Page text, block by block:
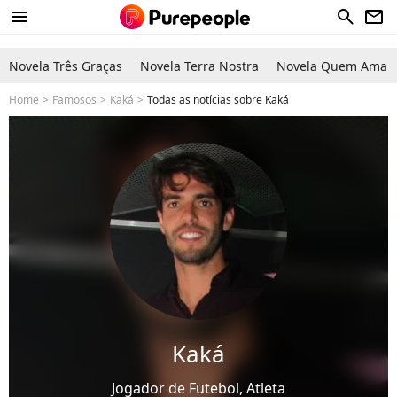
menu search newsletter
Novela Três Graças Novela Terra Nostra Novela Quem Ama
Home Famosos Kaká Todas as notícias sobre Kaká
Kaká
Jogador de Futebol, Atleta